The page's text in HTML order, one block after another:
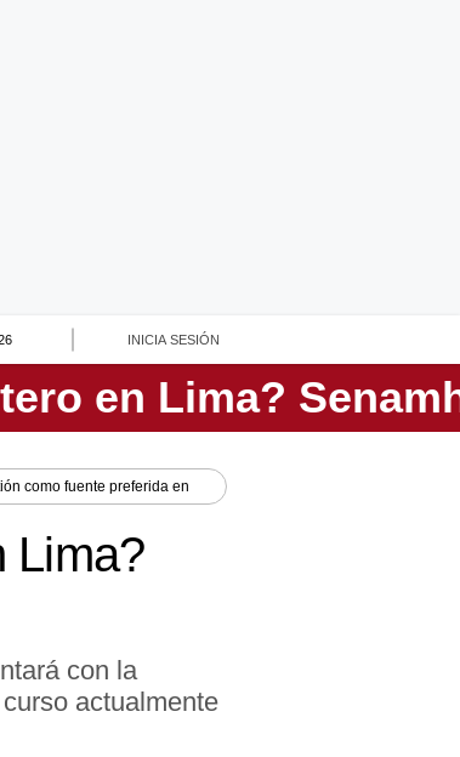
INICIA SESIÓN
como fuente preferida en
Lima?
con la
actualmente